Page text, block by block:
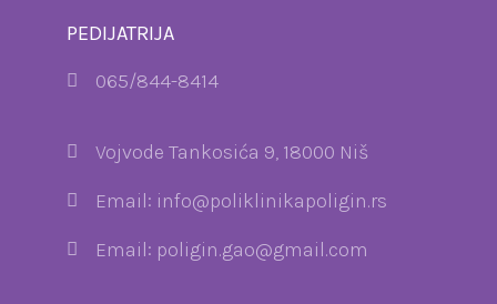
PEDIJATRIJA
065/844-8414
Vojvode Tankosića 9, 18000 Niš
Email: info@poliklinikapoligin.rs
Email: poligin.gao@gmail.com